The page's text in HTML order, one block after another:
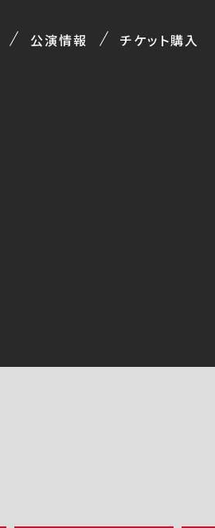
公演情報 チケット購入